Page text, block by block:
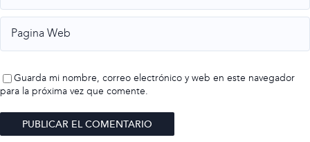
Guarda mi nombre, correo electrónico y web en este navegador
para la próxima vez que comente.